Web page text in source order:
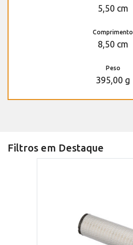
5,50 cm
Comprimento
8,50 cm
Peso
395,00 g
Filtros em Destaque